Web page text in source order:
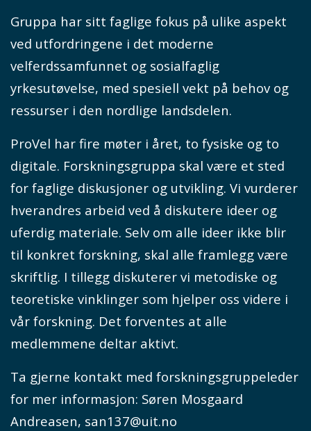
Gruppa har sitt faglige fokus på ulike aspekt
ved utfordringene i det moderne
velferdssamfunnet og sosialfaglig
yrkesutøvelse, med spesiell vekt på behov og
ressurser i den nordlige landsdelen.
ProVel har fire møter i året, to fysiske og to
digitale. Forskningsgruppa skal være et sted
for faglige diskusjoner og utvikling. Vi vurderer
hverandres arbeid ved å diskutere ideer og
uferdig materiale. Selv om alle ideer ikke blir
til konkret forskning, skal alle framlegg være
skriftlig. I tillegg diskuterer vi metodiske og
teoretiske vinklinger som hjelper oss videre i
vår forskning. Det forventes at alle
medlemmene deltar aktivt.
Ta gjerne kontakt med forskningsgruppeleder
for mer informasjon: Søren Mosgaard
Andreasen, san137@uit.no